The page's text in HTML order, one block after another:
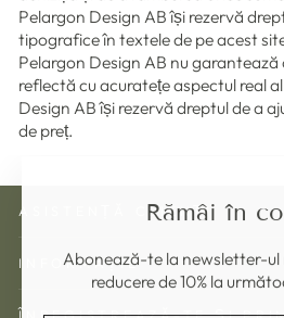
Rămâi în
Abonează-te la newsletter-
reducere de 10% la
Pelargon Design AB își rezervă
tipografice în textele de pe acest
Pelargon Design AB nu
reflectă cu acuratețe aspectul real
Design AB își rezervă dreptul de a
de preț.
ASISTENȚĂ CLIENȚI
INFORMAȚIE